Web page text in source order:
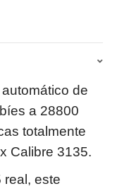
de
a 28800
totalmente
Calibre 3135.
real, este